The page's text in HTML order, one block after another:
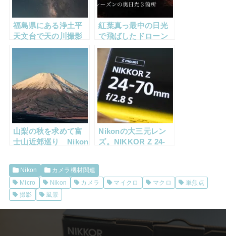
福島県にある浄土平
天文台で天の川撮影
と朝焼け撮影
紅葉真っ最中の日光
で飛ばしたドローン
で最高の写真が撮れ
山梨の秋を求めて富
士山近郊巡り Nikon
Nikonの大三元レン
ズ。NIKKOR Z 24-
開封の儀 レビューと
Nikon
カメラ機材関連
Micro
Nikon カメラ マイクロ マクロ
単焦点
撮影
風景